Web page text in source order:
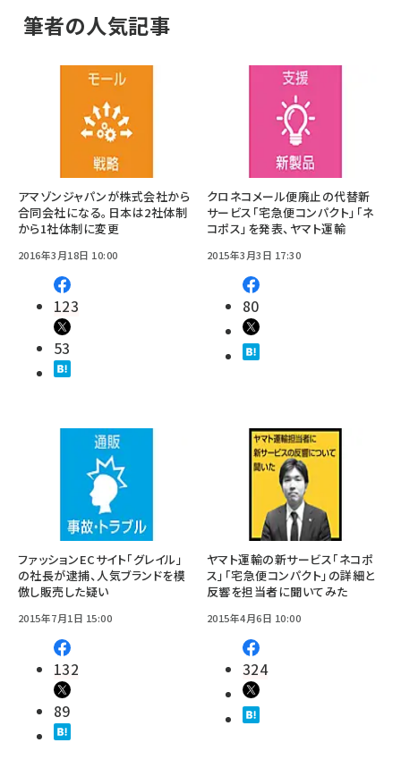
筆者の人気記事
アマゾンジャパンが株式会社から
合同会社になる。日本は2社体制
から1社体制に変更
2016年3月18日 10:00
123
53
クロネコメール便廃止の代替新
サービス「宅急便コンパクト」「ネ
コポス」を発表、ヤマト運輸
2015年3月3日 17:30
80
ファッションECサイト「グレイル」
の社長が逮捕、人気ブランドを模
倣し販売した疑い
2015年7月1日 15:00
132
89
ヤマト運輸の新サービス「ネコポ
ス」「宅急便コンパクト」の詳細と
反響を担当者に聞いてみた
2015年4月6日 10:00
324